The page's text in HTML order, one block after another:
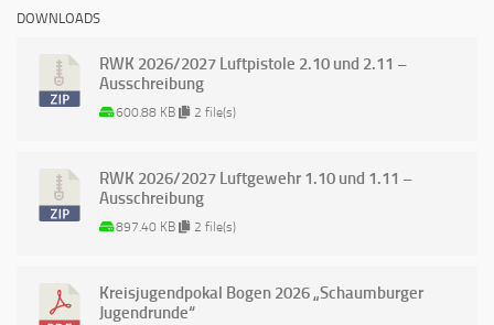
DOWNLOADS
RWK 2026/2027 Luftpistole 2.10 und 2.11 –
Ausschreibung
600.88 KB 2 file(s)
RWK 2026/2027 Luftgewehr 1.10 und 1.11 –
Ausschreibung
897.40 KB 2 file(s)
Kreisjugendpokal Bogen 2026 „Schaumburger
Jugendrunde“